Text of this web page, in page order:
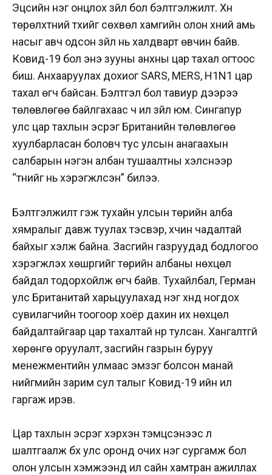
Эцсийн нэг онцлох зүйл бол бэлтгэлжилт. Хүн
төрөлхтний түүхийг сөхвөл хамгийн олон хүний амь
насыг авч одсон зүйл нь халдварт өвчин байв.
Ковид-19 бол энэ зууны анхны цар тахал огтоос
биш. Анхааруулах дохиог SARS, MERS, H1N1 цар
тахал өгч байсан. Бэлтгэл бол тавиур дээрээ
төлөвлөгөө байлгахаас ч илүү зүйл юм. Сингапур
улс цар тахлын эсрэг Британийн төлөвлөгөө
хуулбарласан боловч тус улсын анагаахын
салбарын нэгэн албан тушаалтны хэлснээр
“түүнийг нь хэрэгжүүлсэн” билээ.
Бэлтгэлжилт гэж тухайн улсын төрийн алба
хямралыг давж туулах тэсвэр, хүчин чадалтай
байхыг хэлж байна. Засгийн газруудад бодлогоо
хэрэгжүүлэх хөшүүргийг төрийн албаны нөхцөл
байдал тодорхойлж өгч байв. Тухайлбал, Герман
улс Британитай харьцуулахад нэг хүнд ногдох
сувилагчийн тоогоор хоёр дахин их нөхцөл
байдалтайгаар цар тахалтай нүүр тулсан. Хангалтгүй
хөрөнгө оруулалт, засгийн газрын буруу
менежментийн улмаас эмзэг болсон манай
нийгмийн зарим сул талыг Ковид-19 ийн ил
гаргаж ирэв.
Цар тахлын эсрэг хэрхэн тэмцсэнээс үл
шалтгаалж бүх улс оронд очих нэг сургамж бол
олон улсын хэмжээнд илүү сайн хамтран ажиллах